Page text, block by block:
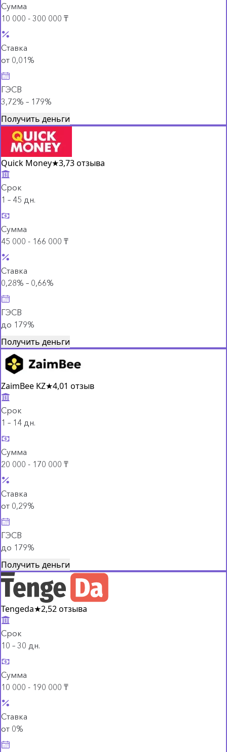
Сумма
10 000 - 300 000 ₸
Ставка
от 0,01%
ГЭСВ
3,72% – 179%
Получить деньги
Quick Money★3,73 отзыва
Срок
1 – 45 дн.
Сумма
45 000 - 166 000 ₸
Ставка
0,28% – 0,66%
ГЭСВ
до 179%
Получить деньги
ZaimBee KZ★4,01 отзыв
Срок
1 – 14 дн.
Сумма
20 000 - 170 000 ₸
Ставка
от 0,29%
ГЭСВ
до 179%
Получить деньги
Tengeda★2,52 отзыва
Срок
10 – 30 дн.
Сумма
10 000 - 190 000 ₸
Ставка
от 0%